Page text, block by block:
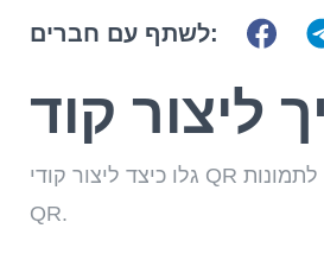
לשתף עם חברים:
גלו כיצד ליצור קודי QR לתמונות PNG/JPG. העלו עד 20 תמונות בקובץ QR אחד, התאימו אותו אישית ושנו את התוכן בכל עת בעזרת ME-
QR.